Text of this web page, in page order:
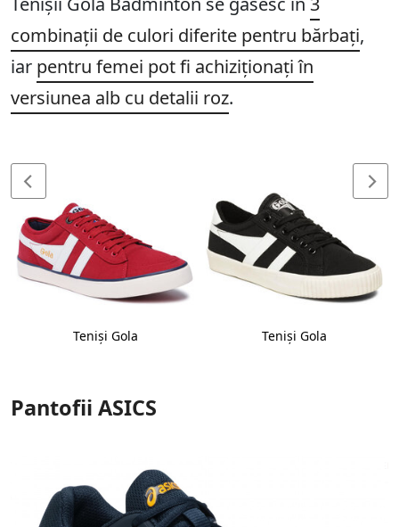
combinații de culori diferite pentru bărbați,
iar pentru femei pot fi achiziționați în
versiunea alb cu detalii roz.
Teniși Gola Teniși Gola
Pantofii ASICS